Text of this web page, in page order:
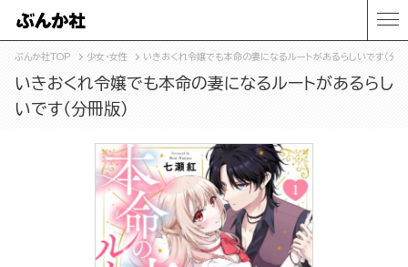
ぶんか社TOP 少女・女性 いきおくれ令嬢でも本命の妻になるルートがあるらしいです（分冊
いきおくれ令嬢でも本命の妻になるルートがあるらし
いです（分冊版）